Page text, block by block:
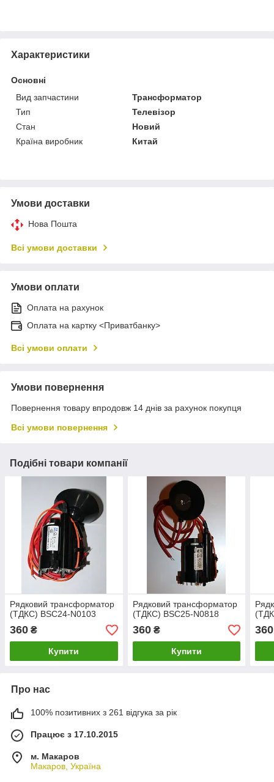
Характеристики
Основні
Вид запчастини
Трансформатор
Тип
Телевізор
Стан
Новий
Країна виробник
Китай
Умови доставки
Нова Пошта
Всі умови доставки
Умови оплати
Оплата на рахунок
Оплата на картку <Приватбанку>
Всі умови оплати
Умови повернення
Повернення товару впродовж 14 днів за рахунок покупця
Всі умови повернення
Подібні товари компанії
Рядковий трансформатор
(ТДКС) BSC24-N0103
360 ₴
Купити
Рядковий трансформатор
(ТДКС) BSC25-N0818
360₴
Купити
360
Про нас
100% позитивних з 261 відгука за рік
Працює з 17.10.2015
м. Макаров
Макаров, Україна